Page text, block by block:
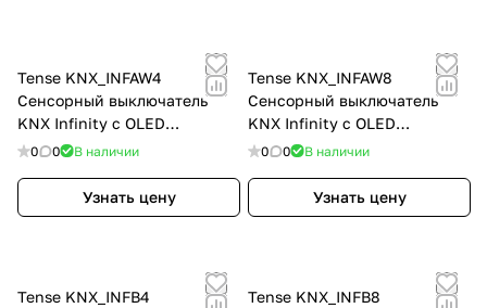
Tense KNX_INFAW4
Сенсорный выключатель
KNX Infinity с OLED
дисплеем 4-, цвет: Белый
0 0 В наличии
Узнать цену
Tense KNX_INFAW8
Сенсорный выключатель
KNX Infinity с OLED
дисплеем 8-, цвет: Белый
0 0 В наличии
Узнать цену
Tense KNX_INFB4
Tense KNX_INFB8